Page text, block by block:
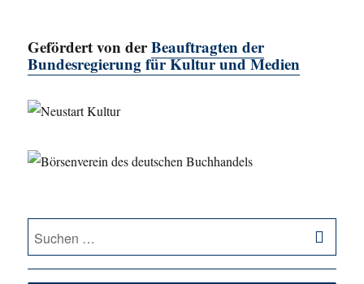
Gefördert von derBeauftragten der
Bundesregierung für Kultur und Medien
Suche
nach: